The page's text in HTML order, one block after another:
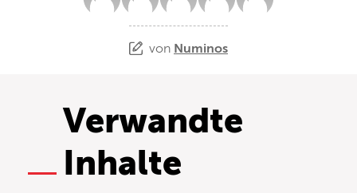
von Numinos
Verwandte
Inhalte